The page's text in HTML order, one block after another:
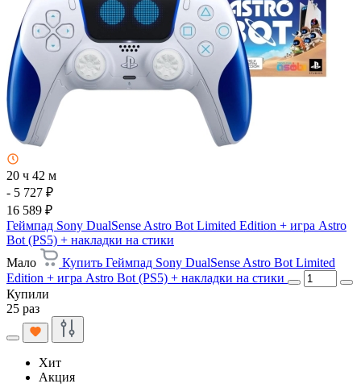
20 ч 42 м
- 5 727 ₽
16 589 ₽
Геймпад Sony DualSense Astro Bot Limited Edition + игра Astro
Bot (PS5) + накладки на стики
Мало
Купить Геймпад Sony DualSense Astro Bot Limited
Edition + игра Astro Bot (PS5) + накладки на стики
Купили
25 раз
Хит
Акция